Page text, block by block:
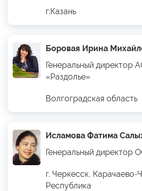
г.Казань
Боровая Ирина
Генеральный директор
«Раздолье»
Волгоградская область
Исламова Фатима
Генеральный
г. Черкесск, Карачаево-
Республика